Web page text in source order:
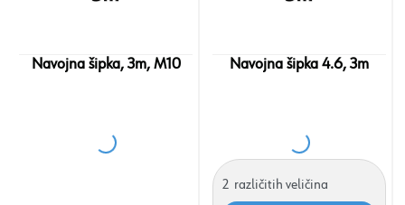
Navojna šipka, 3m, M10 Navojna šipka 4.6, 3m
2 različitih veličina